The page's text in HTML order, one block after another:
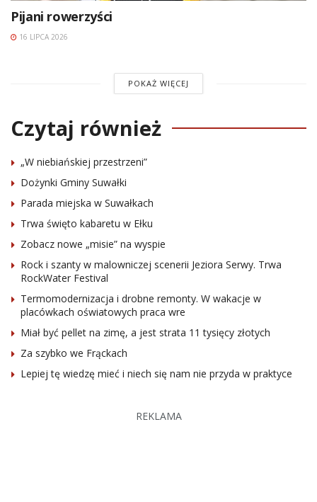
Pijani rowerzyści
16 LIPCA 2026
POKAŻ WIĘCEJ
Czytaj również
„W niebiańskiej przestrzeni”
Dożynki Gminy Suwałki
Parada miejska w Suwałkach
Trwa święto kabaretu w Ełku
Zobacz nowe „misie” na wyspie
Rock i szanty w malowniczej scenerii Jeziora Serwy. Trwa
RockWater Festival
Termomodernizacja i drobne remonty. W wakacje w
placówkach oświatowych praca wre
Miał być pellet na zimę, a jest strata 11 tysięcy złotych
Za szybko we Frąckach
Lepiej tę wiedzę mieć i niech się nam nie przyda w praktyce
REKLAMA